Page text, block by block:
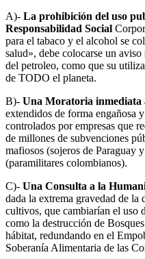
A)- La prohibición del uso
Responsabilidad Social
para el tabaco y el alcohol se
salud», debe colocarse un
del petroleo, como que su
de TODO el planeta.
B)- Una Moratoria inmediata
extendidos de forma engañosa
controlados por empresas que
de millones de subvenciones
mafiosos (sojeros de Paraguay
(paramilitares colombianos).
C)- Una Consulta a la
dada la extrema gravedad de
cultivos, que cambiarían el uso
como la destrucción de
hábitat, redundando en el
Soberanía Alimentaria de las